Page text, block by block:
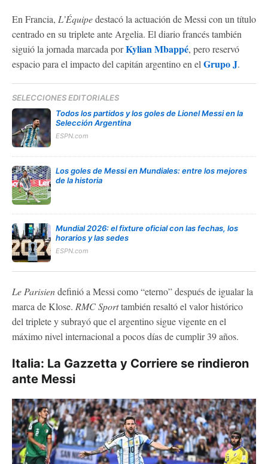
En Francia, L’Équipedestacó la actuación de Messi con un título
centrado en su triplete ante Argelia. El diario francés también
siguió la jornada marcada porKylian Mbappé, pero reservó
espacio para el impacto del capitán argentino en el Grupo J.
SELECCIONES EDITORIALES
Todos los partidos y los goles de Lionel Messi en la
Selección Argentina
ESPN.com
Los goles de Messi en Mundiales: entre los mejores
de la historia
Mundial 2026: el fixture oficial con las fechas, los
horarios y las sedes
ESPN.com
Le Parisiendefinió a Messi como “eterno” después de igualar la
marca de Klose. RMC Sporttambién resaltó el valor histórico
del triplete y subrayó que el argentino sigue vigente en el
máximo nivel internacional a pocos días de cumplir 39 años.
Italia: La Gazzetta y Corriere se rindieron
ante Messi